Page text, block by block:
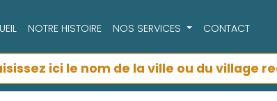
NOTRE HISTOIRE NOS SERVICES CONTACT